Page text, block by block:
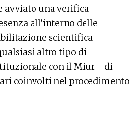
una verifica
all’interno delle
scientifica
altro tipo di
con il Miur - di
coinvolti nel procedimento